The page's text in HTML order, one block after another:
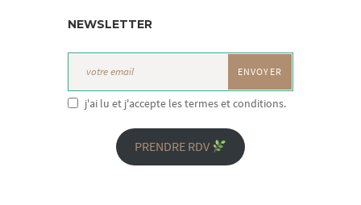
NEWSLETTER
j'ai lu et j'accepte les termes et conditions.
PRENDRE RDV